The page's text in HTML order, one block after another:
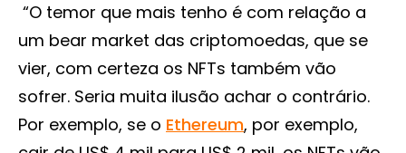
“O temor que mais tenho é com relação a
um bear market das criptomoedas, que se
vier, com certeza os NFTs também vão
sofrer. Seria muita ilusão achar o contrário.
Por exemplo, se o Ethereum, por exemplo,